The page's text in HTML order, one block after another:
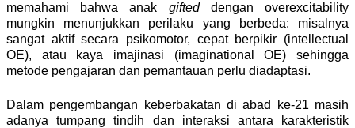
memahami bahwa anak gifteddengan overexcitability
mungkin menunjukkan perilaku yang berbeda: misalnya
sangat aktif secara psikomotor, cepat berpikir (intellectual
OE), atau kaya imajinasi (imaginational OE) sehingga
metode pengajaran dan pemantauan perlu diadaptasi.
Dalam pengembangan keberbakatan di abad ke-21 masih
adanya tumpang tindih dan interaksi antara karakteristik